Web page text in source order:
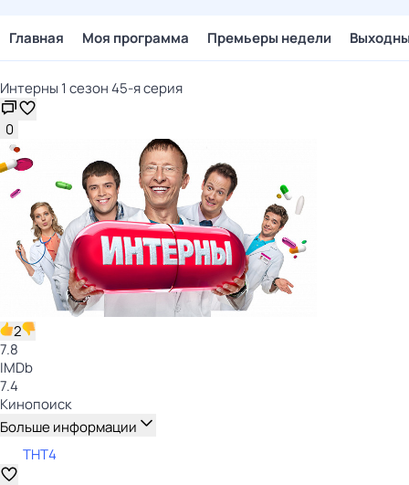
Главная Моя программа Премьеры недели
Интерны 1 сезон 45-я серия
0
2
7.8
IMDb
7.4
Кинопоиск
Больше информации
ТНТ4